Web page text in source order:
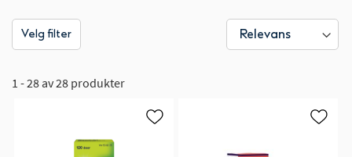
Velg filter
1 - 28 av 28 produkter